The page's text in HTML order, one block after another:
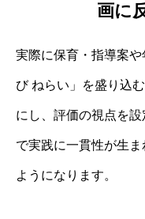
画に
実際に保育・指導案
び ねらい」を盛り込
にし、評価の視点を
で実践に一貫性が生
ようになります。